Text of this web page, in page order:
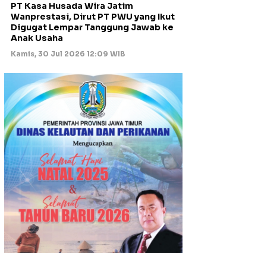
PT Kasa Husada Wira Jatim
Wanprestasi, Dirut PT PWU yang Ikut
Digugat Lempar Tanggung Jawab ke
Anak Usaha
Kamis, 30 Jul 2026 12:09 WIB